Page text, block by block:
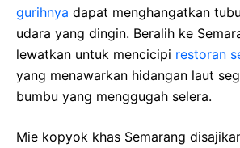
gurihnya dapat menghangatkan
udara yang dingin. Beralih ke
lewatkan untuk mencicipi restoran
yang menawarkan hidangan laut
bumbu yang menggugah selera.
Mie kopyok khas Semarang